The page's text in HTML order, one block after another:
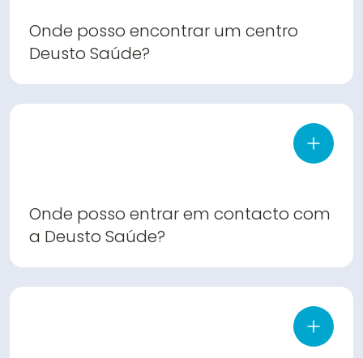
Onde posso encontrar um centro
Deusto Saúde?
Onde posso entrar em contacto com
a Deusto Saúde?